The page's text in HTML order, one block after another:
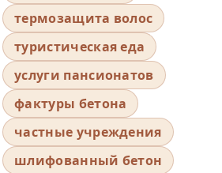
термозащита волос
туристическая еда
услуги пансионатов
фактуры бетона
частные учреждения
шлифованный бетон